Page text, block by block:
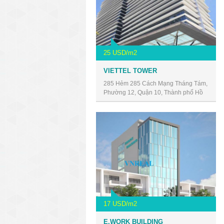
25 USD/m2
VIETTEL TOWER
285 Hẻm 285 Cách Mạng Tháng Tám,
Phường 12, Quận 10, Thành phố Hồ
Chí Minh, Vietnam
17 USD/m2
E.WORK BUILDING